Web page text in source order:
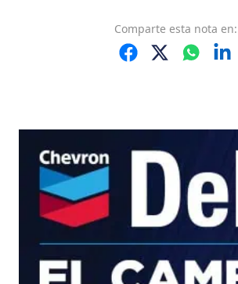
Comparte esta nota en: